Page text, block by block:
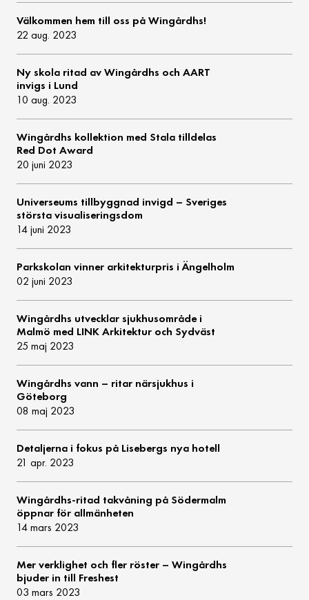
Välkommen hem till oss på Wingårdhs!
22 aug. 2023
Ny skola ritad av Wingårdhs och AART
invigs i Lund
10 aug. 2023
Wingårdhs kollektion med Stala tilldelas
Red Dot Award
20 juni 2023
Universeums tillbyggnad invigd – Sveriges
största visualiseringsdom
14 juni 2023
Parkskolan vinner arkitekturpris i Ängelholm
02 juni 2023
Wingårdhs utvecklar sjukhusområde i
Malmö med LINK Arkitektur och Sydväst
25 maj 2023
Wingårdhs vann – ritar närsjukhus i
Göteborg
08 maj 2023
Detaljerna i fokus på Lisebergs nya hotell
21 apr. 2023
Wingårdhs-ritad takvåning på Södermalm
öppnar för allmänheten
14 mars 2023
Mer verklighet och fler röster – Wingårdhs
bjuder in till Freshest
03 mars 2023